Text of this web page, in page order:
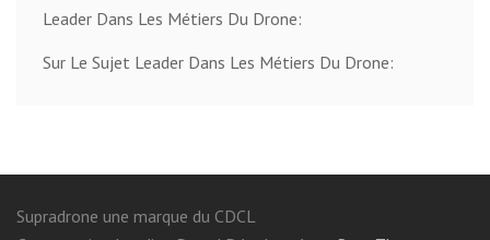
Leader Dans Les Métiers Du Drone:
Sur Le Sujet Leader Dans Les Métiers Du Drone:
Supradrone une marque du CDCL